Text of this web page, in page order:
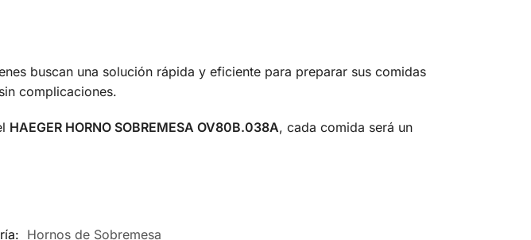
buscan una solución rápida y eficiente para preparar sus comidas
complicaciones.
HAEGER HORNO SOBREMESA OV80B.038A, cada comida será un
Hornos de Sobremesa